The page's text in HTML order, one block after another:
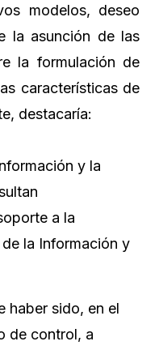
modelos, deseo
la asunción de las
la formulación de
características de
destacaría:
y la
a la
la Información y
haber sido, en el
de control, a